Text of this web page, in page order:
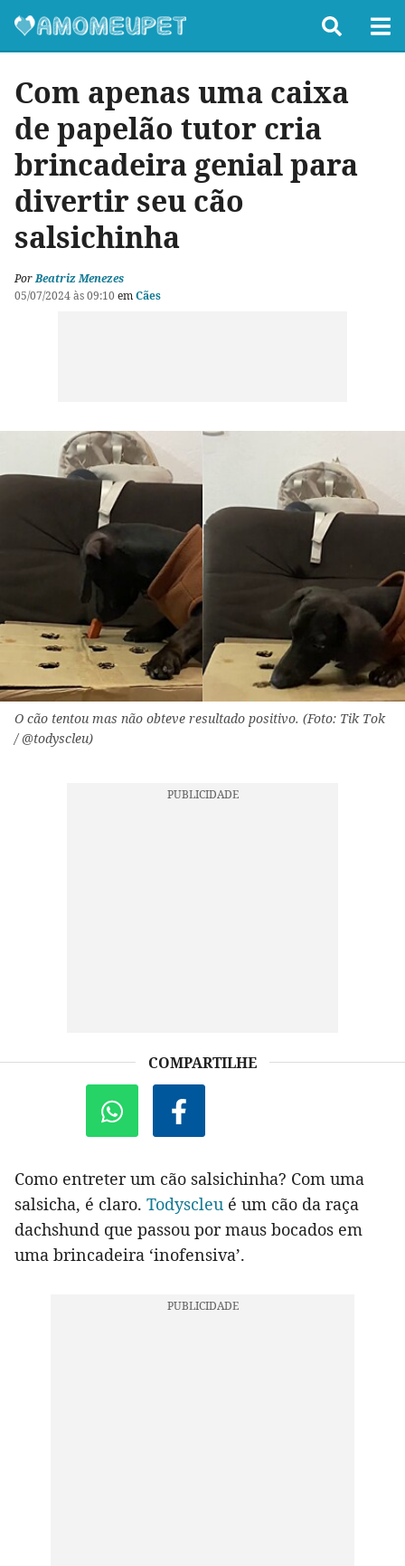
Com apenas uma caixa
de papelão tutor cria
brincadeira genial para
divertir seu cão
salsichinha
PorBeatriz Menezes
05/07/2024 às 09:10 emCães
O cão tentou mas não obteve resultado positivo. (Foto: Tik Tok
/ @todyscleu)
COMPARTILHE
Como entreter um cão salsichinha? Com uma
salsicha, é claro. Todyscleu é um cão da raça
dachshund que passou por maus bocados em
uma brincadeira ‘inofensiva’.